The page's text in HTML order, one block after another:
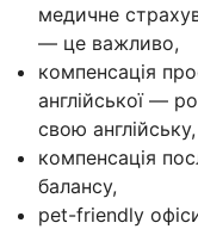
медичне
— це важливо,
компенсація
англійської —
свою англійську,
компенсація
балансу,
рet-friendly